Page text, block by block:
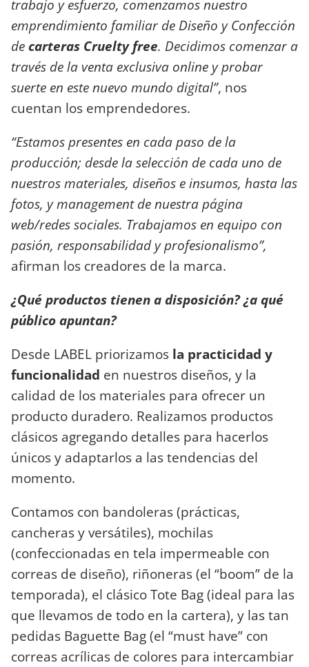
trabajo y esfuerzo, comenzamos nuestro
emprendimiento familiar de Diseño y Confección
decarteras Cruelty free. Decidimos comenzar a
través de la venta exclusiva online y probar
suerte en este nuevo mundo digital”, nos
cuentan los emprendedores.
“Estamos presentes en cada paso de la
producción; desde la selección de cada uno de
nuestros materiales, diseños e insumos, hasta las
fotos, y management de nuestra página
web/redes sociales. Trabajamos en equipo con
pasión, responsabilidad y profesionalismo”,
afirman los creadores de la marca.
¿Qué productos tienen a disposición? ¿a qué
público apuntan?
Desde LABEL priorizamos la practicidad y
funcionalidad en nuestros diseños, y la
calidad de los materiales para ofrecer un
producto duradero. Realizamos productos
clásicos agregando detalles para hacerlos
únicos y adaptarlos a las tendencias del
momento.
Contamos con bandoleras (prácticas,
cancheras y versátiles), mochilas
(confeccionadas en tela impermeable con
correas de diseño), riñoneras (el “boom” de la
temporada), el clásico Tote Bag (ideal para las
que llevamos de todo en la cartera), y las tan
pedidas Baguette Bag (el “must have” con
correas acrílicas de colores para intercambiar